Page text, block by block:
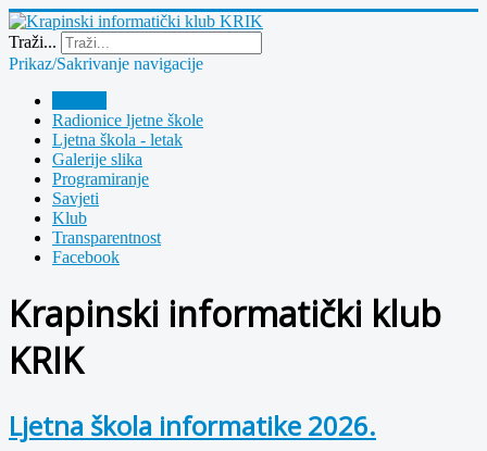
Traži...
Prikaz/Sakrivanje navigacije
Radionice ljetne škole
Ljetna škola - letak
Galerije slika
Programiranje
Savjeti
Klub
Transparentnost
Facebook
Krapinski informatički klub
KRIK
Ljetna škola informatike 2026.
Year
Month
Year
Month